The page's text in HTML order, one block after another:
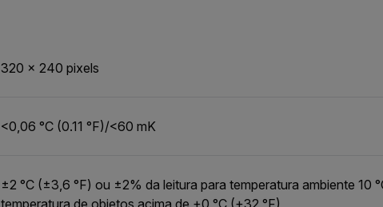
320 × 240 pixels
<0,06 °C (0.11 °F)/<60 mK
±2 °C (±3,6 °F) ou ±2% da leitura para temperatura ambiente 10